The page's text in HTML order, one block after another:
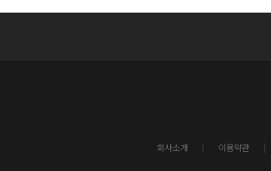
회사소개 이용약관